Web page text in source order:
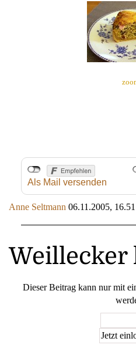
Als Mail versenden
Anne Seltmann 06.11.2005, 16.51
Weillecker
Dieser Beitrag kann nur mit